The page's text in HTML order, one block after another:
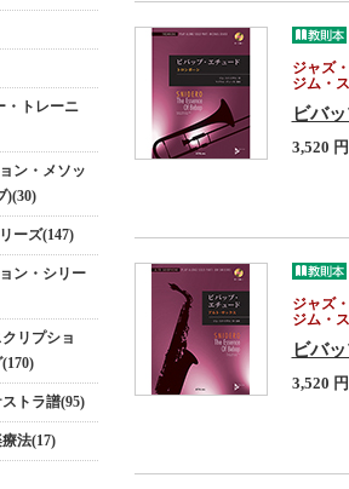
・トレーニ
ン・メソッ
)(30)
ーズ(147)
ン・シリー
リプショ
トラ譜(95)
法(17)
ジャズ
ジム・
ビバ
3,520 円
ジャズ
ジム・
ビバ
3,520 円